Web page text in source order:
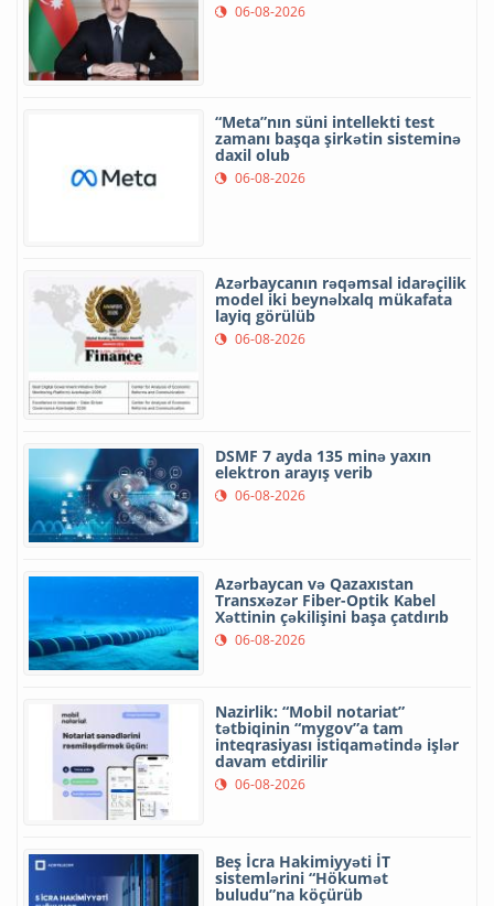
06-08-2026
“Meta”nın süni intellekti test
zamanı başqa şirkətin sisteminə
daxil olub
06-08-2026
Azərbaycanın rəqəmsal idarəçilik
model iki beynəlxalq mükafata
layiq görülüb
06-08-2026
DSMF 7 ayda 135 minə yaxın
elektron arayış verib
06-08-2026
Azərbaycan və Qazaxıstan
Transxəzər Fiber-Optik Kabel
Xəttinin çəkilişini başa çatdırıb
06-08-2026
Nazirlik: “Mobil notariat”
tətbiqinin “mygov”a tam
inteqrasiyası istiqamətində işlər
davam etdirilir
06-08-2026
Beş İcra Hakimiyyəti İT
sistemlərini “Hökumət
buludu”na köçürüb